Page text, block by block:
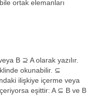
ortak elemanları
B ⊇ A olarak yazılır.
okunabilir. ⊆
ilişkiye içerme veya
eşittir: A ⊆ B ve B